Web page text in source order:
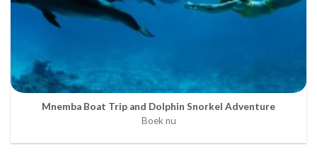
Mnemba Boat Trip and Dolphin Snorkel Adventure
Boek nu